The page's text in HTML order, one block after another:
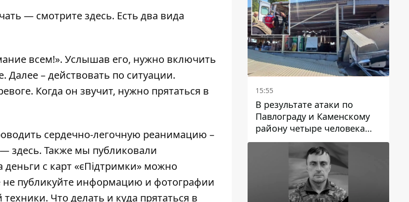
— смотритездесь. Есть два вида
всем!». Услышав его, нужно включить
– действовать по ситуации.
Когда он звучит, нужно прятаться в
сердечно-легочную реанимацию –
—здесь. Также мы публиковали
деньги с карт «єПідтримки» можно
не публикуйте информацию и фотографии
Что делать и куда прятаться в
15:55
В результате атаки по
Павлограду и Каменскому
району четыре человека
погибли, семеро получили
ранения